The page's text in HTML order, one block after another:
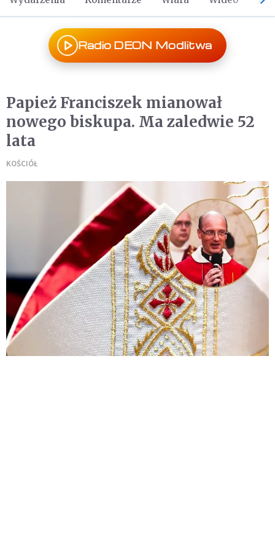
Radio DEON Modlitwa
Papież Franciszek mianował
nowego biskupa. Ma zaledwie 52
lata
KOŚCIÓŁ